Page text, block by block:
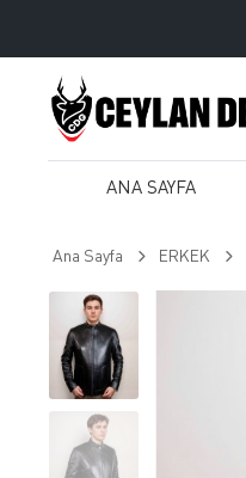
ANA SAYFA
Ana Sayfa ERKEK